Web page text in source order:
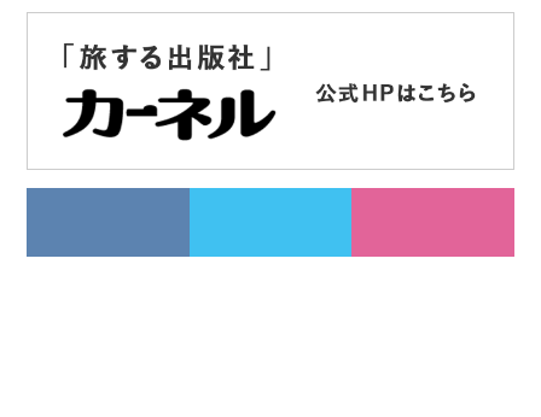
ラーのことなら是非ケイワークス
へ ジャパンキャンピングカーシ
ョー2025 出展！